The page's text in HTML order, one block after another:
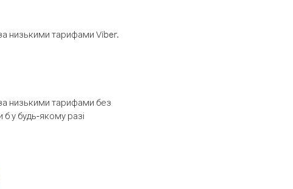
низькими тарифами Viber.
низькими тарифами без
у будь-якому разі